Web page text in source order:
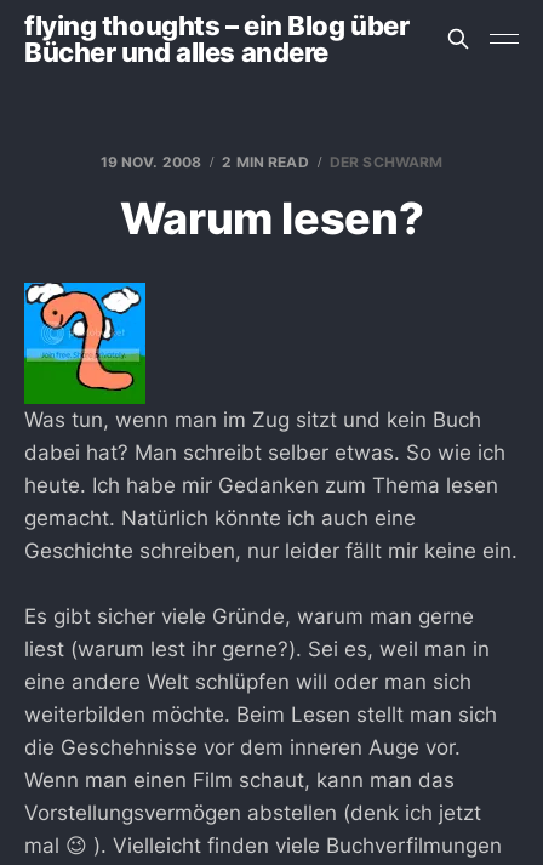
flying thoughts – ein Blog über
Bücher und alles andere
19 NOV. 2008 2 MIN READ DER SCHWARM
Warum lesen?
Was tun, wenn man im Zug sitzt und kein Buch
dabei hat? Man schreibt selber etwas. So wie ich
heute. Ich habe mir Gedanken zum Thema lesen
gemacht. Natürlich könnte ich auch eine
Geschichte schreiben, nur leider fällt mir keine ein.
Es gibt sicher viele Gründe, warum man gerne
liest (warum lest ihr gerne?). Sei es, weil man in
eine andere Welt schlüpfen will oder man sich
weiterbilden möchte. Beim Lesen stellt man sich
die Geschehnisse vor dem inneren Auge vor.
Wenn man einen Film schaut, kann man das
Vorstellungsvermögen abstellen (denk ich jetzt
mal 😉 ). Vielleicht finden viele Buchverfilmungen